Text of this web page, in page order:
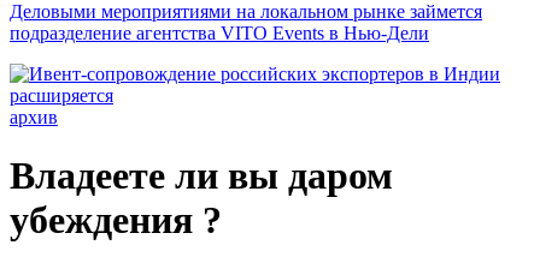
Деловыми мероприятиями на локальном рынке займется
подразделение агентства VITO Events в Нью-Дели
архив
Владеете ли вы даром
убеждения ?